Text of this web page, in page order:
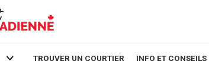
TROUVER UN COURTIER INFO ET CONSEILS